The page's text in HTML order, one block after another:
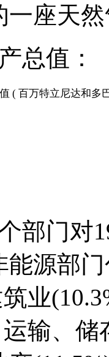
一座天
总值：
( 百万特立尼达和多
部门对
能源部
业
输、